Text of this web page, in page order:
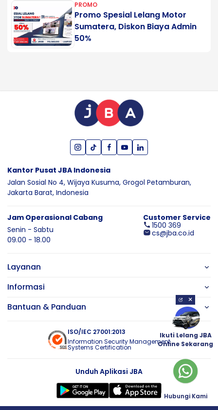
PROMO
Promo Spesial Lelang Motor
Sumatera, Diskon Biaya Admin
50%
Kantor Pusat JBA Indonesia
Jalan Sosial No 4, Wijaya Kusuma, Grogol Petamburan,
Jakarta Barat, Indonesia
Jam Operasional Cabang
Senin - Sabtu
09.00 - 18.00
Customer Service
1500 369
cs@jba.co.id
Layanan
Informasi
Bantuan & Panduan
ISO/IEC 27001:2013
Information Security Management
Systems Certification
Unduh Aplikasi JBA
×
Ikuti Lelang JBA
Online Sekarang
Hubungi Kami